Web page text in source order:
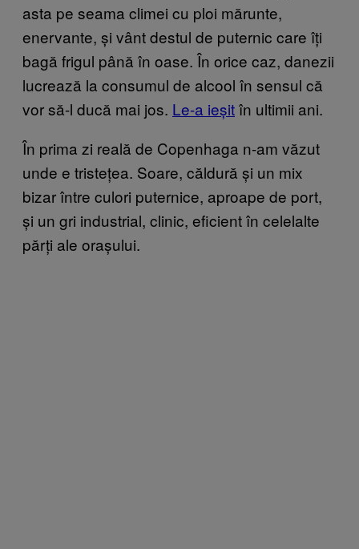
asta pe seama climei cu ploi mărunte,
enervante, și vânt destul de puternic care îți
bagă frigul până în oase. În orice caz, danezii
lucrează la consumul de alcool în sensul că
vor să-l ducă mai jos. Le-a ieșitîn ultimii ani.
În prima zi reală de Copenhaga n-am văzut
unde e tristețea. Soare, căldură și un mix
bizar între culori puternice, aproape de port,
și un gri industrial, clinic, eficient în celelalte
părți ale orașului.